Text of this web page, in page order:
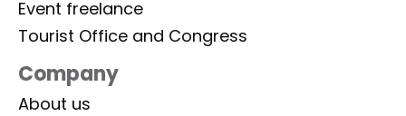
Event freelance
Tourist Office and Congress
Company
About us